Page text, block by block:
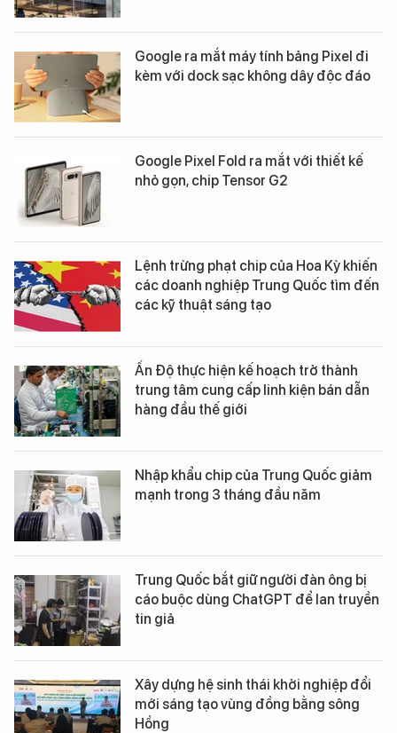
Google ra mắt máy tính bảng Pixel đi
kèm với dock sạc không dây độc đáo
Google Pixel Fold ra mắt với thiết kế
nhỏ gọn, chip Tensor G2
Lệnh trừng phạt chip của Hoa Kỳ khiến
các doanh nghiệp Trung Quốc tìm đến
các kỹ thuật sáng tạo
Ấn Độ thực hiện kế hoạch trở thành
trung tâm cung cấp linh kiện bán dẫn
hàng đầu thế giới
Nhập khẩu chip của Trung Quốc giảm
mạnh trong 3 tháng đầu năm
Trung Quốc bắt giữ người đàn ông bị
cáo buộc dùng ChatGPT để lan truyền
tin giả
Xây dựng hệ sinh thái khởi nghiệp đổi
mới sáng tạo vùng đồng bằng sông
Hồng